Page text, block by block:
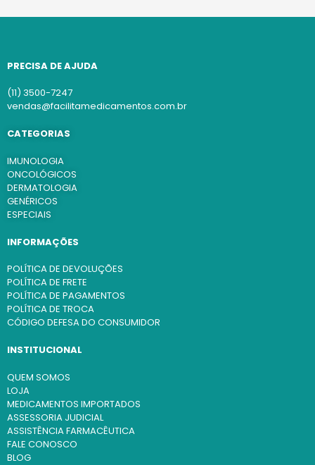
PRECISA DE AJUDA
(11) 3500-7247
vendas@facilitamedicamentos.com.br
CATEGORIAS
IMUNOLOGIA
ONCOLÓGICOS
DERMATOLOGIA
GENÉRICOS
ESPECIAIS
INFORMAÇÕES
POLÍTICA DE DEVOLUÇÕES
POLÍTICA DE FRETE
POLÍTICA DE PAGAMENTOS
POLÍTICA DE TROCA
CÓDIGO DEFESA DO CONSUMIDOR
INSTITUCIONAL
QUEM SOMOS
LOJA
MEDICAMENTOS IMPORTADOS
ASSESSORIA JUDICIAL
ASSISTÊNCIA FARMACÊUTICA
FALE CONOSCO
BLOG